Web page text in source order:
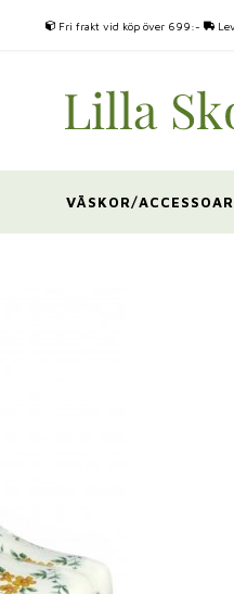
Fri frakt vid köp över 699:-
VÄSKOR/